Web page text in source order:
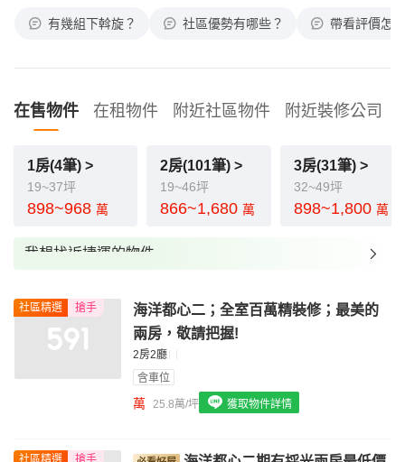
有幾組下斡旋？ 社區優勢有哪些？ 帶看評價怎
在售物件 在租物件 附近社區物件 附近裝修公司
1房(4筆) >
19~37坪
898~968 萬
2房(101筆) >
19~46坪
866~1,680萬
3房(31筆) >
32~49坪
898~1,800 萬
我想找近捷運的物件
我想找配備瓦斯爐的物件
我想找廁所開窗的物件
我想找具垃圾處理的物件
社區精選 搶手
海洋都心二；全室百萬精裝修；最美的
兩房，敬請把握!
2房2廳
含車位
萬 25.8萬/坪 獲取物件詳情
社區精選 搶手